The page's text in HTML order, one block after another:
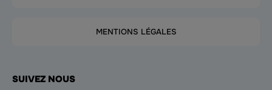
SUIVEZ NOUS
MENTIONS LÉGALES